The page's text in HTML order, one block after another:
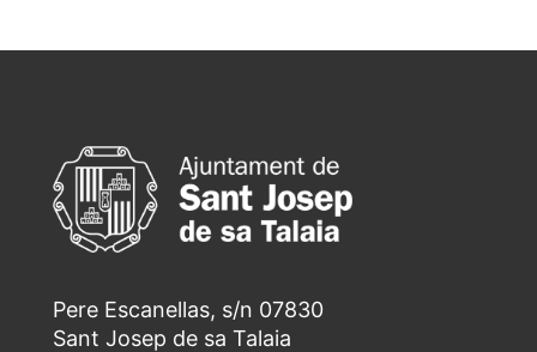
Pere Escanellas, s/n 07830
Sant Josep de sa Talaia